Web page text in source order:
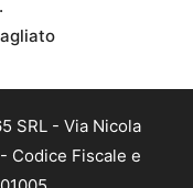
SRL - Via Nicola
Codice Fiscale e